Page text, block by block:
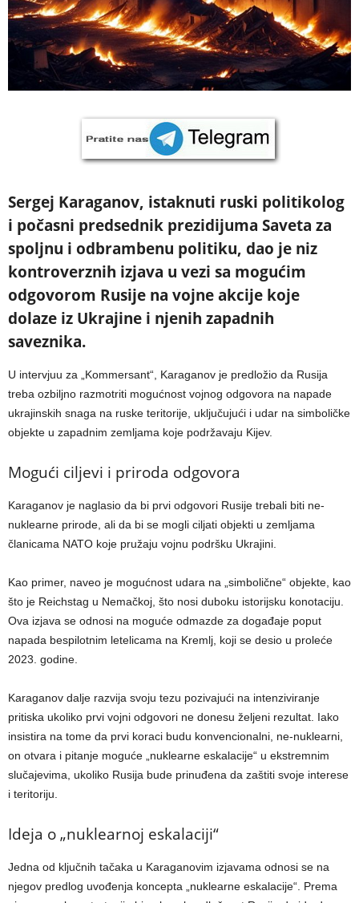
Sergej Karaganov, istaknuti ruski politikolog
i počasni predsednik prezidijuma Saveta za
spoljnu i odbrambenu politiku, dao je niz
kontroverznih izjava u vezi sa mogućim
odgovorom Rusije na vojne akcije koje
dolaze iz Ukrajine i njenih zapadnih
saveznika.
U intervjuu za „Kommersant“, Karaganov je predložio da Rusija
treba ozbiljno razmotriti mogućnost vojnog odgovora na napade
ukrajinskih snaga na ruske teritorije, uključujući i udar na simboličke
objekte u zapadnim zemljama koje podržavaju Kijev.
Mogući ciljevi i priroda odgovora
Karaganov je naglasio da bi prvi odgovori Rusije trebali biti ne-
nuklearne prirode, ali da bi se mogli ciljati objekti u zemljama
članicama NATO koje pružaju vojnu podršku Ukrajini.
Kao primer, naveo je mogućnost udara na „simbolične“ objekte, kao
što je Reichstag u Nemačkoj, što nosi duboku istorijsku konotaciju.
Ova izjava se odnosi na moguće odmazde za događaje poput
napada bespilotnim letelicama na Kremlj, koji se desio u proleće
2023. godine.
Karaganov dalje razvija svoju tezu pozivajući na intenziviranje
pritiska ukoliko prvi vojni odgovori ne donesu željeni rezultat. Iako
insistira na tome da prvi koraci budu konvencionalni, ne-nuklearni,
on otvara i pitanje moguće „nuklearne eskalacije“ u ekstremnim
slučajevima, ukoliko Rusija bude prinuđena da zaštiti svoje interese
i teritoriju.
Ideja o „nuklearnoj eskalaciji“
Jedna od ključnih tačaka u Karaganovim izjavama odnosi se na
njegov predlog uvođenja koncepta „nuklearne eskalacije“. Prema